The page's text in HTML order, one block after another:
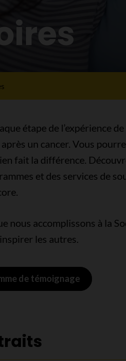
étape de l’expérience
un cancer. Vous
fait la différence.
et des services de
nous accomplissons à la
les autres.
de témoignage